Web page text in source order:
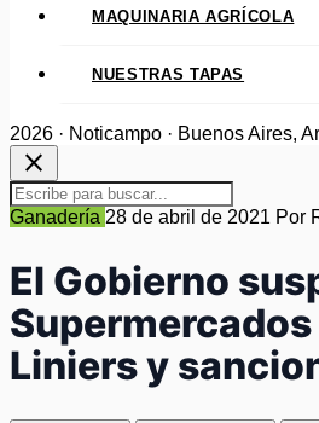
MAQUINARIA AGRÍCOLA
NUESTRAS TAPAS
2026 · Noticampo · Buenos Aires,
close
Ganadería 28 de abril de 2021 Por
El Gobierno
Liniers y